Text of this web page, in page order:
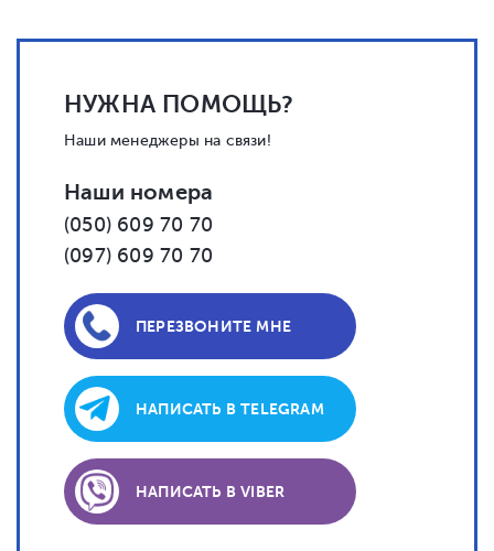
НУЖНА ПОМОЩЬ?
Наши менеджеры на связи!
Наши номера
(050) 609 70 70
(097) 609 70 70
ПЕРЕЗВОНИТЕ МНЕ
НАПИСАТЬ В TELEGRAM
НАПИСАТЬ В VIBER